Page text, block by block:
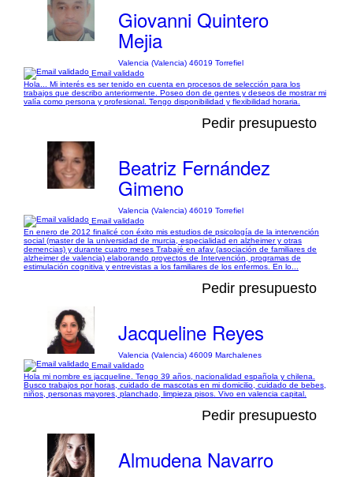
Giovanni Quintero
Mejia
Valencia (Valencia) 46019 Torrefiel
Email validado
Hola... Mi interés es ser tenido en cuenta en procesos de selección para los
trabajos que describo anteriormente. Poseo don de gentes y deseos de mostrar mi
valía como persona y profesional. Tengo disponibilidad y flexibilidad horaria.
Pedir presupuesto
Beatriz Fernández
Gimeno
Valencia (Valencia) 46019 Torrefiel
Email validado
En enero de 2012 finalicé con éxito mis estudios de psicología de la intervención
social (master de la universidad de murcia, especialidad en alzheimer y otras
demencias) y durante cuatro meses Trabajé en afav (asociación de familiares de
alzheimer de valencia) elaborando proyectos de Intervención, programas de
estimulación cognitiva y entrevistas a los familiares de los enfermos. En lo...
Pedir presupuesto
Jacqueline Reyes
Valencia (Valencia) 46009 Marchalenes
Email validado
Hola mi nombre es jacqueline. Tengo 39 años, nacionalidad española y chilena.
Busco trabajos por horas, cuidado de mascotas en mi domicilio, cuidado de bebes,
niños, personas mayores, planchado, limpieza pisos. Vivo en valencia capital.
Pedir presupuesto
Almudena Navarro